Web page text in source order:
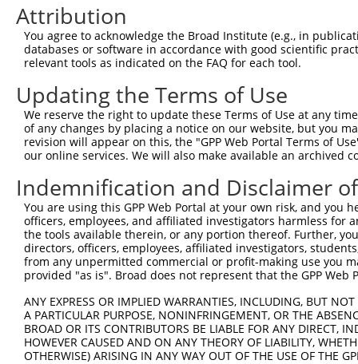
Attribution
You agree to acknowledge the Broad Institute (e.g., in
databases or software in accordance with good scientific
relevant tools as indicated on the FAQ for each tool.
Updating the Terms of Use
We reserve the right to update these Terms of Use at any
of any changes by placing a notice on our website, but you
revision will appear on this, the "GPP Web Portal Terms of
our online services. We will also make available an archived
Indemnification and Disclaimer
You are using this GPP Web Portal at your own risk, and
officers, employees, and affiliated investigators harmless for
the tools available therein, or any portion thereof. Further,
directors, officers, employees, affiliated investigators,
from any unpermitted commercial or profit-making use you
provided "as is". Broad does not represent that the GPP
ANY EXPRESS OR IMPLIED WARRANTIES, INCLUDING, BUT
A PARTICULAR PURPOSE, NONINFRINGEMENT, OR THE
BROAD OR ITS CONTRIBUTORS BE LIABLE FOR ANY DIRECT,
HOWEVER CAUSED AND ON ANY THEORY OF LIABILITY,
OTHERWISE) ARISING IN ANY WAY OUT OF THE USE OF THE